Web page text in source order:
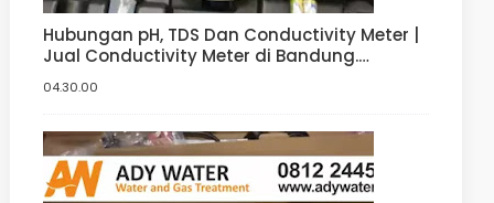
Hubungan pH, TDS Dan Conductivity Meter |
Jual Conductivity Meter di Bandung.
04.30.00